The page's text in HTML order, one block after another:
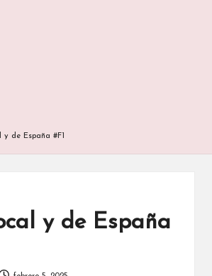
y de España #F1
y de España